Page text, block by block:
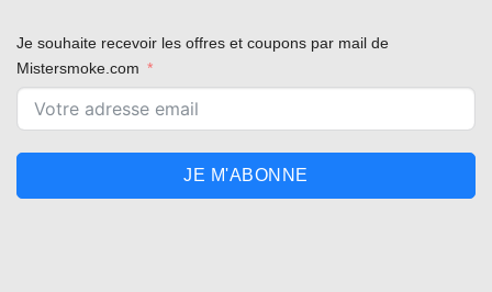
Je souhaite recevoir les offres et coupons par mail de
Mistersmoke.com
JE M'ABONNE